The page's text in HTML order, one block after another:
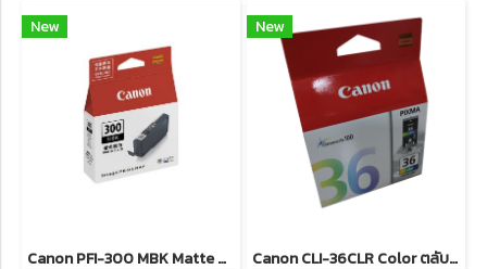
New
Canon PFI-300 MBK Matte Black ตลับหมึกอิงค์เจ็ท (สีดำด้าน) ของแท้ รับประกันศูนย์
New
Canon CLI-36CLR Color ตลับหมึกอิงค์เจ็ท ( 3 สี ) ของแท้ รับประกันศูนย์